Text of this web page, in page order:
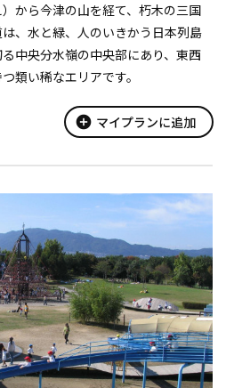
から今津の山を経て、朽木の三国
、水と緑、人のいきかう日本列島
中央分水嶺の中央部にあり、東西
類い稀なエリアです。
add_circle マイプランに追加